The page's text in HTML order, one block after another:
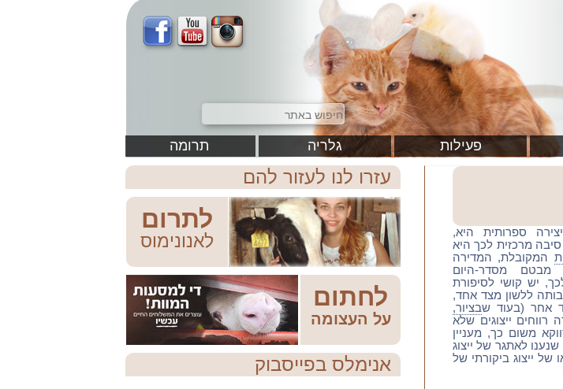
פעילות גלריה תרומה
ספרותית היא,
מרכזית לכך היא
המקובלת, המדירה
מבטם מסדר-היום
יש קושי לסיפורת
ללשון מצד אחד,
אחר (בעוד שבציור,
רווחים ייצוגים שלא
משום כך, מעניין
לאתגר של ייצוג
של ייצוג ביקורתי של
עזרו לנו לעזור להם
לתרום
לאנונימוס
לחתום
על העצומה
אנימלס בפייסבוק